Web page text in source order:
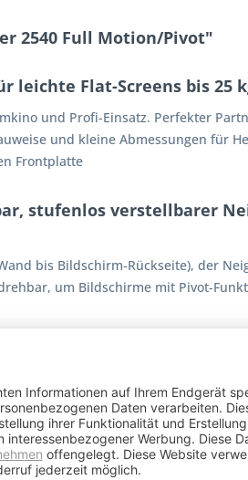
2540 Full Motion/Pivot"
Flat-Screens bis 25
und Profi-Einsatz. Perfekter
und kleine Abmessungen für
Frontplatte
stufenlos verstellbarer
bis Bildschirm-Rückseite), der
um Bildschirme mit Pivot-
Platte, welche sämtliche
wieder abnehmen, um ihn